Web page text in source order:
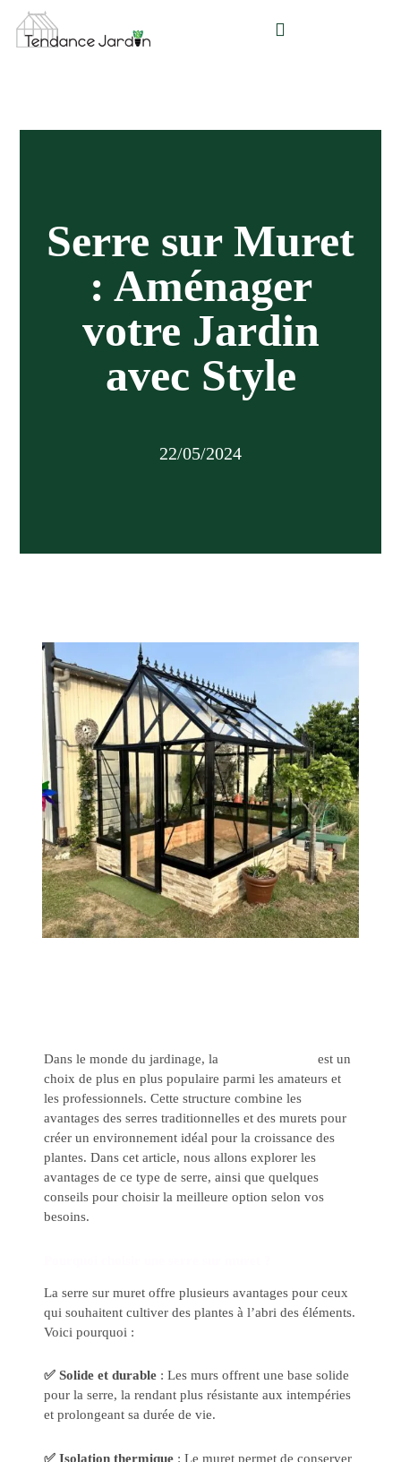
contenu
Serre sur Muret
: Aménager
votre Jardin
avec Style
22/05/2024
Dans le monde du jardinage, la
est un
choix de plus en plus populaire parmi les amateurs et
les professionnels. Cette structure combine les
avantages des serres traditionnelles et des murets pour
créer un environnement idéal pour la croissance des
plantes. Dans cet article, nous allons explorer les
avantages de ce type de serre, ainsi que quelques
conseils pour choisir la meilleure option selon vos
besoins.
La serre sur muret offre plusieurs avantages pour ceux
qui souhaitent cultiver des plantes à l’abri des éléments.
Voici pourquoi :
✅ Solide et durable: Les murs offrent une base solide
pour la serre, la rendant plus résistante aux intempéries
et prolongeant sa durée de vie.
✅ Isolation thermique: Le muret permet de conserver